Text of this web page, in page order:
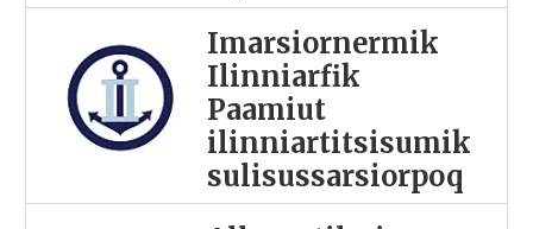
Imarsiornermik
Ilinniarfik
Paamiut
ilinniartitsisumik
sulisussarsiorpoq